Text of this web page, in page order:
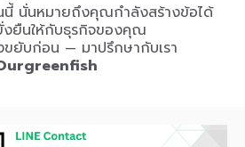
นั่นหมายถึงคุณกำลังสร้างข้อได้
งยืนให้กับธุรกิจของคุณ
ขยับก่อน — มาปรึกษากับเรา